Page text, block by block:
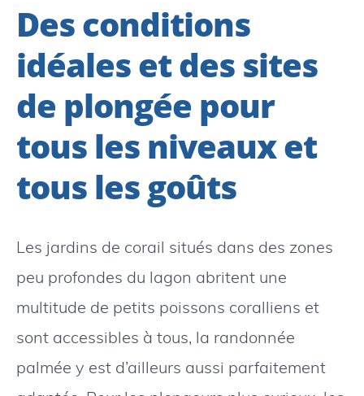
Des conditions
idéales et des sites
de plongée pour
tous les niveaux et
tous les goûts
Les jardins de corail situés dans des zones
peu profondes du lagon abritent une
multitude de petits poissons coralliens et
sont accessibles à tous, la randonnée
palmée y est d’ailleurs aussi parfaitement